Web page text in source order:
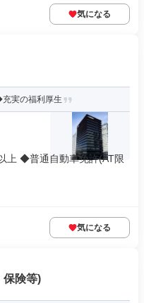
気になる
実の福利厚生
上 ◆普通自動車免許(AT限
気になる
保険等)